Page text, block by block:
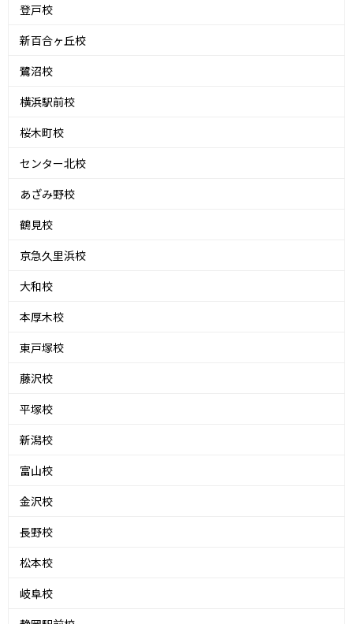
登戸校
新百合ヶ丘校
鷺沼校
横浜駅前校
桜木町校
センター北校
あざみ野校
鶴見校
京急久里浜校
大和校
本厚木校
東戸塚校
藤沢校
平塚校
新潟校
富山校
金沢校
長野校
松本校
岐阜校